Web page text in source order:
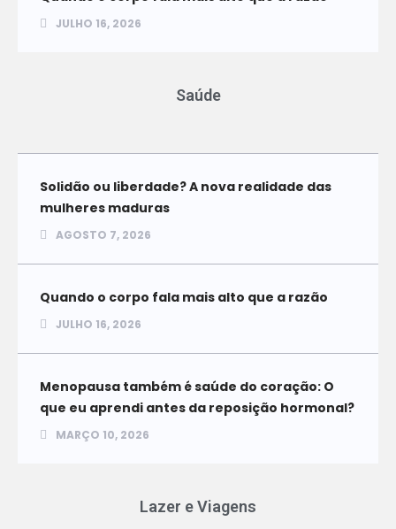
JULHO 16, 2026
Saúde
Solidão ou liberdade? A nova realidade das
mulheres maduras
AGOSTO 7, 2026
Quando o corpo fala mais alto que a razão
JULHO 16, 2026
Menopausa também é saúde do coração: O
que eu aprendi antes da reposição hormonal?
MARÇO 10, 2026
Lazer e Viagens